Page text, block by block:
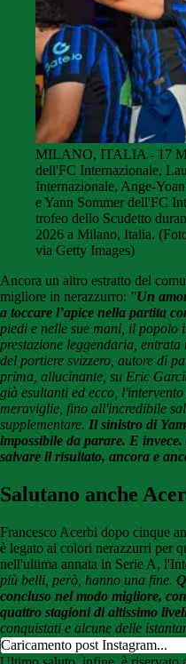
MILANO, ITALIA - 17
dell'FC Internazionale,
Internazionale, Ange-
e Yann Sommer dell'FC
trofeo dello Scudetto
2026 a Milano, Italia.
via Getty Images)
Ancora un altro estratto del
migliore in nerazzurro: "Un
a toccare l’apice nella partita
piedi e nelle sue mani, il popolo
prestazione leggendaria,
del portiere svizzero, autore di
prima, allucinante, su Eric
già esultanti ed ecco,
meraviglie, fino all'incredibile
supplementare. Il sinistro di
impossibile da parare. E
salvare il risultato, ancora e
Salutano anche
Francesco Acerbi dopo cinque
è legato ai colori nerazzurri per
nell'ultima annata in Serie A,
più belli, però, hanno una fine.
concluso nel modo migliore,
quattro stagioni di altissimo
conquistati e alcune delle
Caricamento post Instagram...